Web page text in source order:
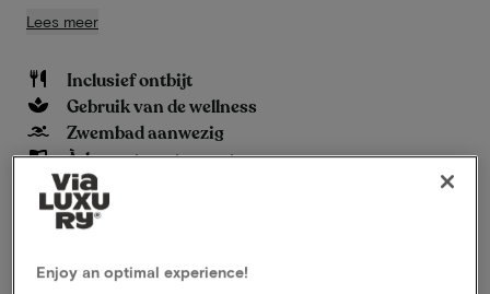
Lees meer
Inclusief ontbijt
Gebruik van de wellness
Zwembad aanwezig
À-la-carterestaurant
Late check-out
Enjoy an optimal experience!